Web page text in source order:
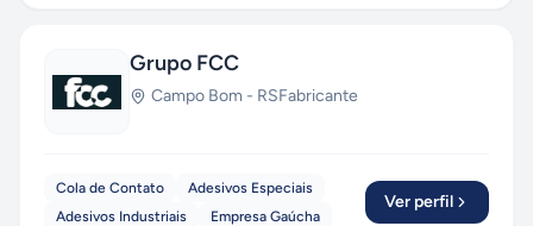
Grupo FCC
Campo Bom - RSFabricante
Cola de Contato
Adesivos Especiais
Adesivos Industriais
Empresa Gaúcha
Ver perfil